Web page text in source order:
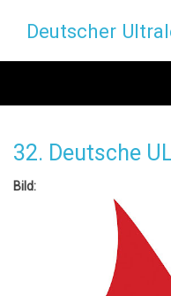
Inhalt
Deutscher
32. Deutsche
Bild